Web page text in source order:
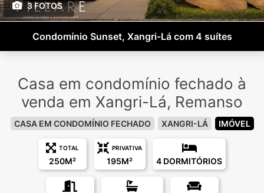
3 FOTOS
Condomínio Sunset, Xangri-Lá com 4 suítes
Casa em condomínio fechado à
venda em Xangri-Lá, Remanso
CASA EM CONDOMÍNIO FECHADO XANGRI-LÁ IMÓVEL
TOTAL
250M²
PRIVATIVA
195M² 4 DORMITÓRIOS